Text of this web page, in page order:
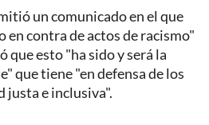
un comunicado en el que
contra de actos de racismo"
que esto "ha sido y será la
que tiene "en defensa de los
justa e inclusiva".